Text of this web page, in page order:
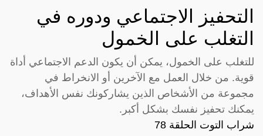
التحفيز الاجتماعي ودوره في
التغلب على الخمول
للتغلب على الخمول، يمكن أن يكون الدعم الاجتماعي أداة
قوية. من خلال العمل مع الآخرين أو الانخراط في
مجموعة من الأشخاص الذين يشاركونك نفس الأهداف،
يمكنك تحفيز نفسك بشكل أكبر.
شراب التوت الحلقة 78